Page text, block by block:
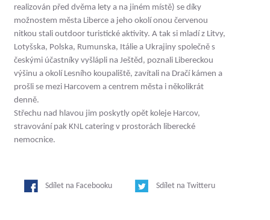
realizován před dvěma lety a na jiném místě) se díky
možnostem města Liberce a jeho okolí onou červenou
nitkou stali outdoor turistické aktivity. A tak si mladí z Litvy,
Lotyšska, Polska, Rumunska, Itálie a Ukrajiny společně s
českými účastníky vyšlápli na Ještěd, poznali Libereckou
výšinu a okolí Lesního koupaliště, zavítali na Dračí kámen a
prošli se mezi Harcovem a centrem města i několikrát
denně.
Střechu nad hlavou jim poskytly opět koleje Harcov,
stravování pak KNL catering v prostorách liberecké
nemocnice.
Sdílet na Facebooku Sdílet na Twitteru